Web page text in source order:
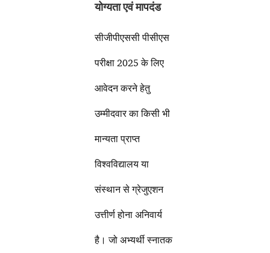
योग्यता एवं मापदंड
सीजीपीएससी पीसीएस
परीक्षा 2025 के लिए
आवेदन करने हेतु
उम्मीदवार का किसी भी
मान्यता प्राप्त
विश्वविद्यालय या
संस्थान से ग्रेजुएशन
उत्तीर्ण होना अनिवार्य
है। जो अभ्यर्थी स्नातक